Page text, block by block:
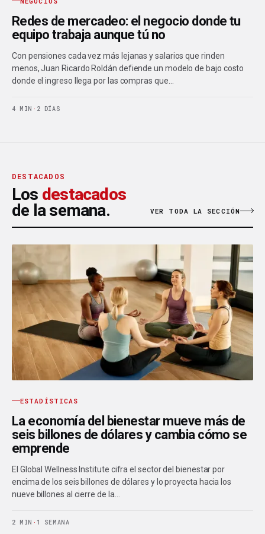
Redes de mercadeo: el negocio donde tu
equipo trabaja aunque tú no
Con pensiones cada vez más lejanas y salarios que rinden
menos, Juan Ricardo Roldán defiende un modelo de bajo costo
donde el ingreso llega por las compras que…
4 MIN · 2 DÍAS
DESTACADOS
Los destacados
de la semana.
VER TODA LA SECCIÓN
ESTADÍSTICAS
La economía del bienestar mueve más de
seis billones de dólares y cambia cómo se
emprende
El Global Wellness Institute cifra el sector del bienestar por
encima de los seis billones de dólares y lo proyecta hacia los
nueve billones al cierre de la…
2 MIN · 1 SEMANA